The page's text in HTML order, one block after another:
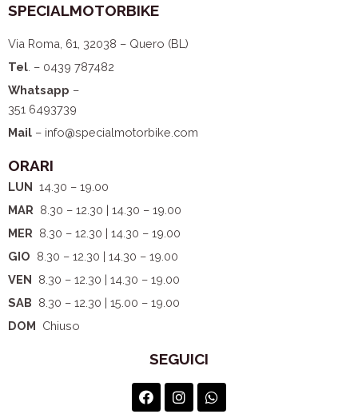
SPECIALMOTORBIKE
Via Roma, 61, 32038 – Quero (BL)
Tel . – 0439 787482
Whatsapp –
351 6493739
Mail – info@specialmotorbike.com
ORARI
LUN 14.30 – 19.00
MAR 8.30 – 12.30 | 14.30 – 19.00
MER 8.30 – 12.30 | 14.30 – 19.00
GIO 8.30 – 12.30 | 14.30 – 19.00
VEN 8.30 – 12.30 | 14.30 – 19.00
SAB 8.30 – 12.30 | 15.00 – 19.00
DOM Chiuso
SEGUICI